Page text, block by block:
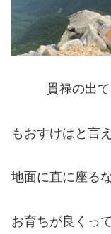
貫禄の出
もおすけはと言え
地面に直に座る
お育ちが良くって